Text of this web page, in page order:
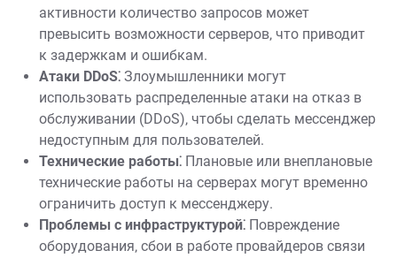
активности количество запросов может
превысить возможности серверов‚ что приводит
к задержкам и ошибкам.
Атаки DDoS⁚ Злоумышленники могут
использовать распределенные атаки на отказ в
обслуживании (DDoS)‚ чтобы сделать мессенджер
недоступным для пользователей.
Технические работы⁚ Плановые или внеплановые
технические работы на серверах могут временно
ограничить доступ к мессенджеру.
Проблемы с инфраструктурой⁚ Повреждение
оборудования‚ сбои в работе провайдеров связи